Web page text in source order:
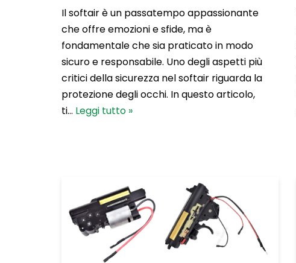
Il softair è un passatempo appassionante
che offre emozioni e sfide, ma è
fondamentale che sia praticato in modo
sicuro e responsabile. Uno degli aspetti più
critici della sicurezza nel softair riguarda la
protezione degli occhi. In questo articolo,
ti… Leggi tutto »